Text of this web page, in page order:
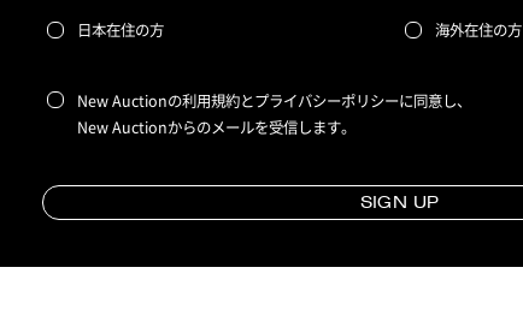
日本在住の方 海外在住の方
New Auctionの利用規約とプライバシーポリシーに同意し、
New Auctionからのメールを受信します。
SIGN UP